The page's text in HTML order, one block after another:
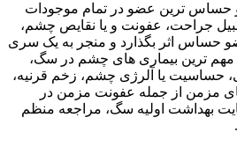
حساس ترین عضو در تمام موجودات
جراحت، عفونت و یا نقایص چشم،
حساس اثر بگذارد و منجر به یک سری
مهم ترین بیماری های چشم در سگ،
حساسیت یا آلرژی چشم، زخم قرنیه،
مزمن از جمله عفونت مزمن در
بهداشت اولیه سگ، مراجعه منظم